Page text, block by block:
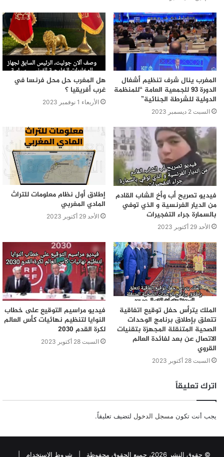
المغرب ينال شرف تنظيم أشغال
الدورة 93 للجمعية العامة “للمنظمة
الدولية للشرطة الجنائية”
السبت 2 ديسمبر 2023
هل المغرب حل محل فرنسا في
غرب أفريقيا ؟
الأربعاء 1 نوفمبر 2023
فيديو تصريح أب وأخ الشاب القادم
من الديار الفرنسية و الذي توفي
بالسمارة جراء التفجيرات
الأحد 29 أكتوبر 2023
إطلاق أول نظام معلومات للتراث
المادي المغربي
الأحد 29 أكتوبر 2023
الملك يترأس حفل توقيع اتفاقية
تتعلق بإطلاق برنامج الوحدات
الصحية المتنقلة المجهزة بتقنيات
الاتصال عن بعد لفائدة العالم
القروي
السبت 28 أكتوبر 2023
فيديو مراسيم التوقيع على خطاب
النوايا لتنظيم نهائيات كأس العالم
لكرة القدم 2030
السبت 28 أكتوبر 2023
اترك تعليقاً
يجب أنت تكون مسجل الدخول لتضيف تعليقاً.
© حقوق النشر 2026، جميع الحقوق محفوظة | شروط الإستخدام